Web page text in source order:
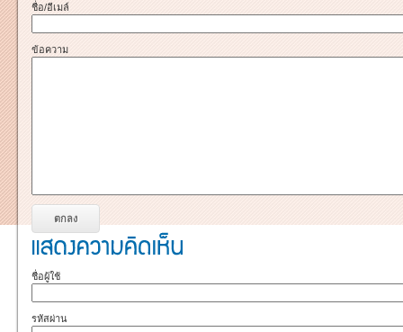
ชื่อ/อีเมล์
ข้อความ
ชื่อผู้ใช้
รหัสผ่าน